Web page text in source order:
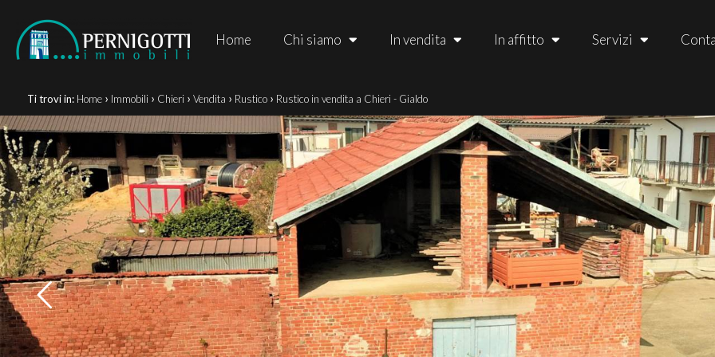
Home Chi siamo In vendita In affitto Servizi
Ti trovi in: Home › Immobili › Chieri › Vendita › Rustico › Rustico in vendita a Chieri - Gialdo